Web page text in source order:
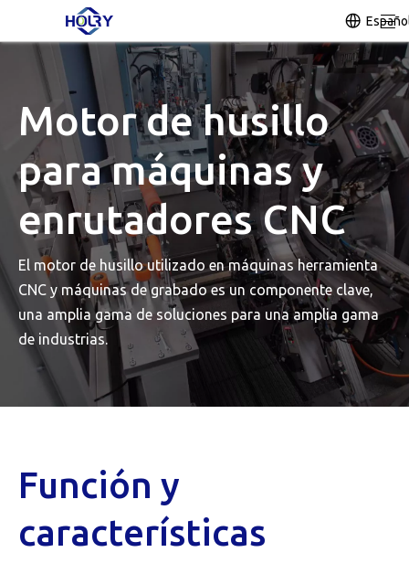
Motor de husillo
para máquinas y
enrutadores CNC
El motor de husillo utilizado en máquinas herramienta
CNC y máquinas de grabado es un componente clave,
una amplia gama de soluciones para una amplia gama
de industrias.
Función y
características